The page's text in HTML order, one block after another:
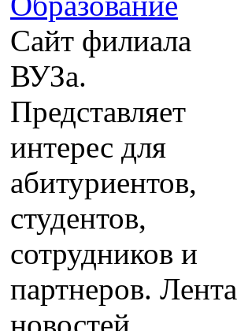
Сайт филиала
ВУЗа.
Представляет
интерес для
абитуриентов,
студентов,
сотрудников и
партнеров. Лента